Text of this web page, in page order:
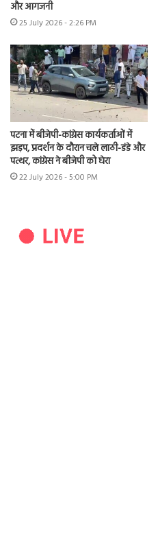
और आगजनी
25 July 2026 - 2:26 PM
पटना में बीजेपी-कांग्रेस कार्यकर्ताओं में
झड़प, प्रदर्शन के दौरान चले लाठी-डंडे और
पत्थर, कांग्रेस ने बीजेपी को घेरा
22 July 2026 - 5:00 PM